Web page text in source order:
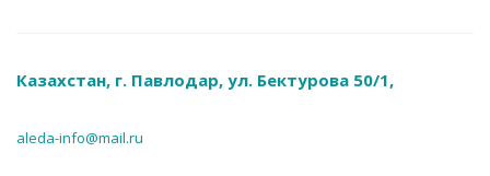
Казахстан, г. Павлодар, ул. Бектурова 50/1,
aleda-info@mail.ru